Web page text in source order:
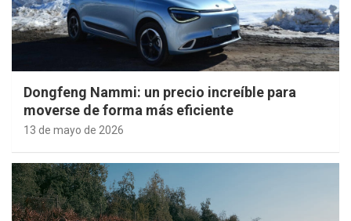
Dongfeng Nammi: un precio increíble para
moverse de forma más eficiente
13 de mayo de 2026